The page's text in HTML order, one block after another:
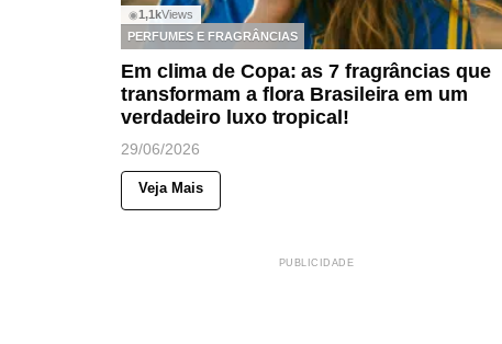
◉1,1kViews
PERFUMES E FRAGRÂNCIAS
Em clima de Copa: as 7 fragrâncias que
transformam a flora Brasileira em um
verdadeiro luxo tropical!
29/06/2026
Veja Mais
PUBLICIDADE